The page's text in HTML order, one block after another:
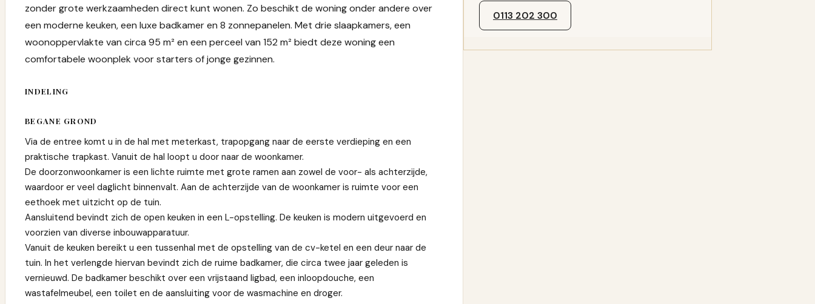
zonder grote werkzaamheden direct kunt wonen. Zo beschikt de woning onder andere over
een moderne keuken, een luxe badkamer en 8 zonnepanelen. Met drie slaapkamers, een
woonoppervlakte van circa 95 m² en een perceel van 152 m² biedt deze woning een
comfortabele woonplek voor starters of jonge gezinnen.
INDELING
BEGANE GROND
Via de entree komt u in de hal met meterkast, trapopgang naar de eerste verdieping en een
praktische trapkast. Vanuit de hal loopt u door naar de woonkamer.
De doorzonwoonkamer is een lichte ruimte met grote ramen aan zowel de voor- als achterzijde,
waardoor er veel daglicht binnenvalt. Aan de achterzijde van de woonkamer is ruimte voor een
eethoek met uitzicht op de tuin.
Aansluitend bevindt zich de open keuken in een L-opstelling. De keuken is modern uitgevoerd en
voorzien van diverse inbouwapparatuur.
Vanuit de keuken bereikt u een tussenhal met de opstelling van de cv-ketel en een deur naar de
tuin. In het verlengde hiervan bevindt zich de ruime badkamer, die circa twee jaar geleden is
vernieuwd. De badkamer beschikt over een vrijstaand ligbad, een inloopdouche, een
wastafelmeubel, een toilet en de aansluiting voor de wasmachine en droger.
0113 202 300